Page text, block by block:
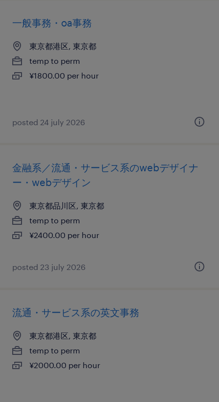
一般事務・oa事務
東京都港区, 東京都
temp to perm
¥1800.00 per hour
posted 24 july 2026
金融系／流通・サービス系のwebデザイナ
ー・webデザイン
東京都品川区, 東京都
temp to perm
¥2400.00 per hour
posted 23 july 2026
流通・サービス系の英文事務
東京都港区, 東京都
temp to perm
¥2000.00 per hour